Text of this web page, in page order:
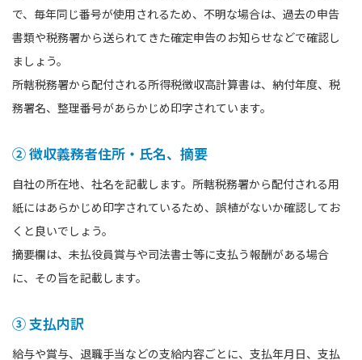
で、毎年同じ番号が使用されるため、不明な場合は、過去の申告
書類や税務署から送られてきた確定申告のお知らせなどで確認し
ましょう。
所轄税務署から配付される所得税徴収高計算書は、納付年度、税
務署名、整理番号があらかじめ印字されています。
② 徴収義務者住所・氏名、摘要
自社の所在地、社名を記載します。所轄税務署から配付される用
紙にはあらかじめ印字されているため、誤植がないか確認してお
くと良いでしょう。
摘要欄は、未払役員賞与や司法書士等に支払う報酬がある場合
に、その旨を記載します。
③ 支払内訳
給与や賞与、退職手当などの支給内容ごとに、支払年月日、支払